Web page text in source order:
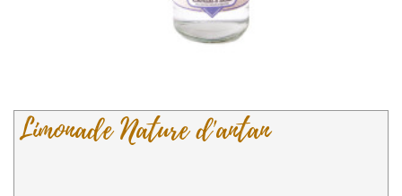
Limonade Nature d'antan